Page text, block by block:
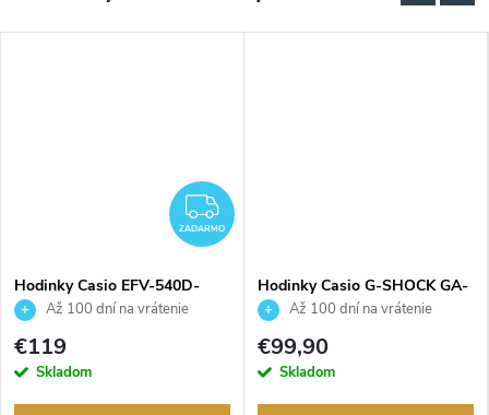
ZADARMO
ZADARMO
Hodinky Casio EFV-540D-
1AVUEFAž 100 dní na vrátenie
tovaru. Autorizovaný predajca.
€119
Skladom
Hodinky Casio G-SHOCK GA-
2100-1A1ER
Až 100 dní na vrátenie
tovaru. Autorizovaný predajca.
€99,90
Skladom